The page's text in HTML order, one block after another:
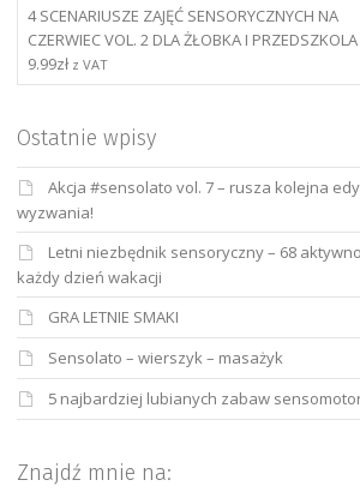
4 SCENARIUSZE ZAJĘĆ SENSORYCZNYCH NA
CZERWIEC VOL. 2 DLA ŻŁOBKA I PRZEDSZKOLA
9.99zł z VAT
Ostatnie wpisy
Akcja #sensolato vol. 7 – rusza kolejna
wyzwania!
Letni niezbędnik sensoryczny – 68
każdy dzień wakacji
GRA LETNIE SMAKI
Sensolato – wierszyk – masażyk
5 najbardziej lubianych zabaw
Znajdź mnie na: